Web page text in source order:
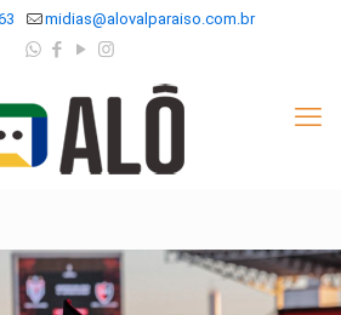
midias@alovalparaiso.com.br